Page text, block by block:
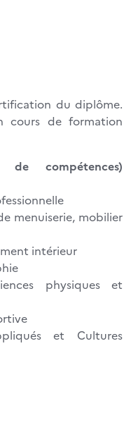
du diplôme.
cours de formation
de compétences)
menuiserie, mobilier
intérieur
physiques et
et Cultures